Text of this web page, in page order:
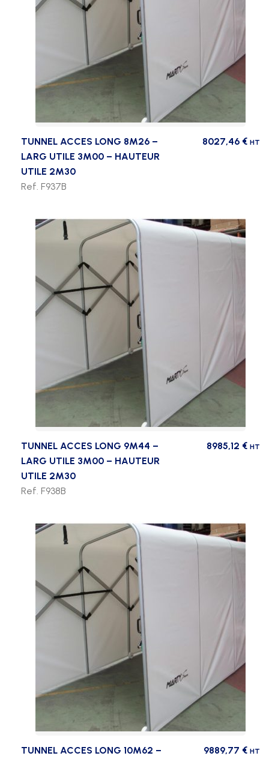
TUNNEL ACCES LONG 8M26 –
LARG UTILE 3M00 – HAUTEUR
UTILE 2M30
8027,46 € HT
Ref. F937B
TUNNEL ACCES LONG 9M44 –
LARG UTILE 3M00 – HAUTEUR
UTILE 2M30
8985,12 € HT
Ref. F938B
TUNNEL ACCES LONG 10M62 –
9889,77 € HT